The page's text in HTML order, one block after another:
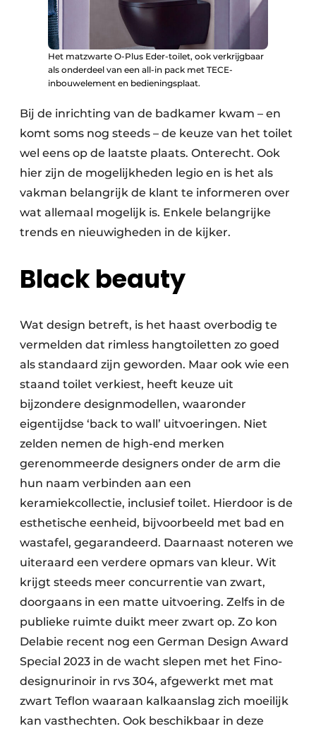
Het matzwarte O-Plus Eder-toilet, ook verkrijgbaar
als onderdeel van een all-in pack met TECE-
inbouwelement en bedieningsplaat.
Bij de inrichting van de badkamer kwam – en
komt soms nog steeds – de keuze van het toilet
wel eens op de laatste plaats. Onterecht. Ook
hier zijn de mogelijkheden legio en is het als
vakman belangrijk de klant te informeren over
wat allemaal mogelijk is. Enkele belangrijke
trends en nieuwigheden in de kijker.
Black beauty
Wat design betreft, is het haast overbodig te
vermelden dat rimless hangtoiletten zo goed
als standaard zijn geworden. Maar ook wie een
staand toilet verkiest, heeft keuze uit
bijzondere designmodellen, waaronder
eigentijdse ‘back to wall’ uitvoeringen. Niet
zelden nemen de high-end merken
gerenommeerde designers onder de arm die
hun naam verbinden aan een
keramiekcollectie, inclusief toilet. Hierdoor is de
esthetische eenheid, bijvoorbeeld met bad en
wastafel, gegarandeerd. Daarnaast noteren we
uiteraard een verdere opmars van kleur. Wit
krijgt steeds meer concurrentie van zwart,
doorgaans in een matte uitvoering. Zelfs in de
publieke ruimte duikt meer zwart op. Zo kon
Delabie recent nog een German Design Award
Special 2023 in de wacht slepen met het Fino-
designurinoir in rvs 304, afgewerkt met mat
zwart Teflon waaraan kalkaanslag zich moeilijk
kan vasthechten. Ook beschikbaar in deze